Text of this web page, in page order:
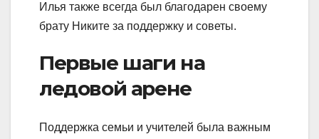
Илья также всегда был благодарен своему
брату Никите за поддержку и советы.
Первые шаги на
ледовой арене
Поддержка семьи и учителей была важным